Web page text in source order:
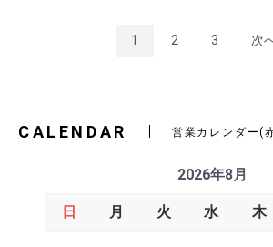
1 2 3 次
CALENDAR 営業カレンダー(
2026年8月
日 月 火 水 木